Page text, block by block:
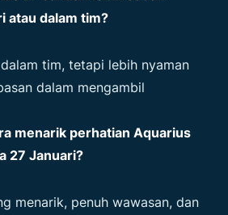
atau dalam tim?
tim, tetapi lebih nyaman
dalam mengambil
menarik perhatian Aquarius
27 Januari?
menarik, penuh wawasan, dan